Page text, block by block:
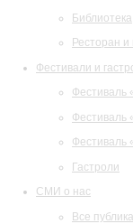
Библиотека
Ресторан и
Фестивали и
Фестиваль
Фестиваль
Фестиваль
Гастроли
СМИ о нас
Все